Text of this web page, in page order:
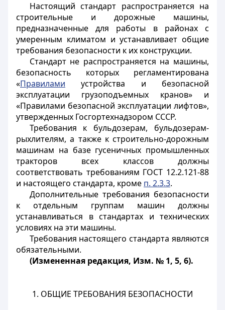
Настоящий стандарт распространяется на
строительные и дорожные машины,
предназначенные для работы в районах с
умеренным климатом и устанавливает общие
требования безопасности к их конструкции.
Стандарт не распространяется на машины,
безопасность которых регламентирована
«Правилами устройства и безопасной
эксплуатации грузоподъемных кранов» и
«Правилами безопасной эксплуатации лифтов»,
утвержденных Госгортехнадзором СССР.
Требования к бульдозерам, бульдозерам-
рыхлителям, а также к строительно-дорожным
машинам на базе гусеничных промышленных
тракторов всех классов должны
соответствовать требованиям ГОСТ 12.2.121-88
и настоящего стандарта, кроме п. 2.3.3.
Дополнительные требования безопасности
к отдельным группам машин должны
устанавливаться в стандартах и технических
условиях на эти машины.
Требования настоящего стандарта являются
обязательными.
(Измененная редакция, Изм. № 1, 5, 6).
1. ОБЩИЕ ТРЕБОВАНИЯ БЕЗОПАСНОСТИ